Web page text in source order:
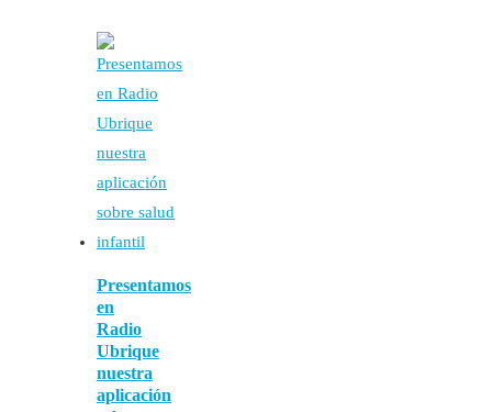
Presentamos
en
Radio
Ubrique
nuestra
aplicación